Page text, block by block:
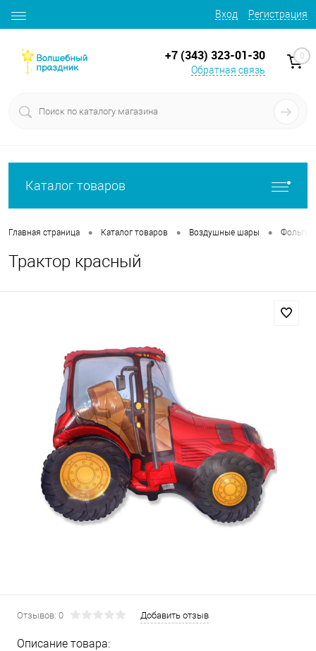
Вход Регистрация
+7 (343) 323-01-30
Обратная связь
0
Каталог товаров
Главная страница • Каталог товаров • Воздушные шары •
Трактор красный
Отзывов: 0 Добавить отзыв
Описание товара: